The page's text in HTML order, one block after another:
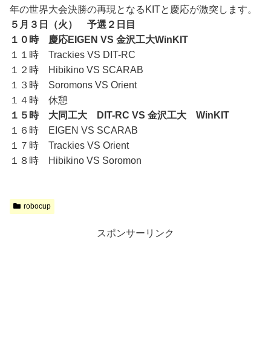
年の世界大会決勝の再現となるKITと慶応が激突します。
５月３日（火） 予選２日目
１０時 慶応EIGEN VS 金沢工大WinKIT
１１時 Trackies VS DIT-RC
１２時 Hibikino VS SCARAB
１３時 Soromons VS Orient
１４時 休憩
１５時 大同工大 DIT-RC VS 金沢工大 WinKIT
１６時 EIGEN VS SCARAB
１７時 Trackies VS Orient
１８時 Hibikino VS Soromon
robocup
スポンサーリンク